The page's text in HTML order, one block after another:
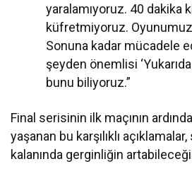
yaralamıyoruz. 40 dakika
küfretmiyoruz.
Sonuna kadar mücadele
şeyden önemlisi ‘Yukarıda
bunu biliyoruz.”
Final serisinin ilk maçının
yaşanan bu karşılıklı
kalanında gerginliğin